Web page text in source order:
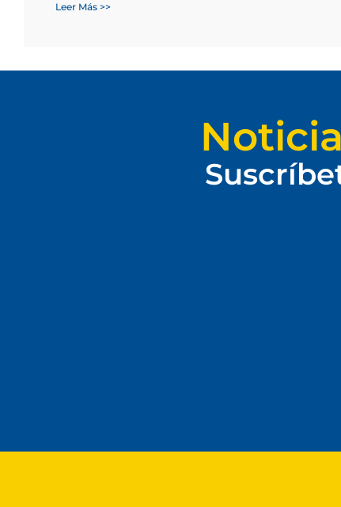
Leer Más >>